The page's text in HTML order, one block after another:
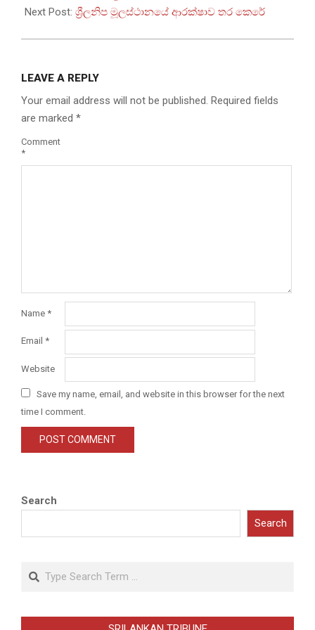
05
Next Post: ශ්‍රීලනිප මූලස්ථානයේ ආරක්ෂාව තර කෙරේ
LEAVE A REPLY
Your email address will not be published. Required fields
are marked *
Comment
*
Name *
Email *
Website
Save my name, email, and website in this browser for the next
time I comment.
Search
Search
Search